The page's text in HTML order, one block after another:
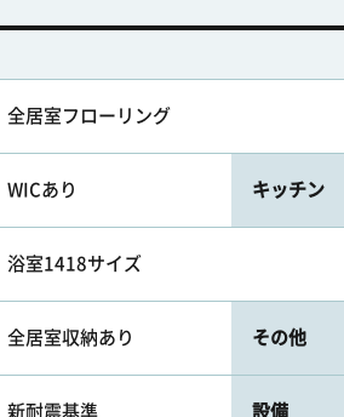
全居室フローリング
WICあり キッチン
浴室1418サイズ
全居室収納あり その他
新耐震基準 設備